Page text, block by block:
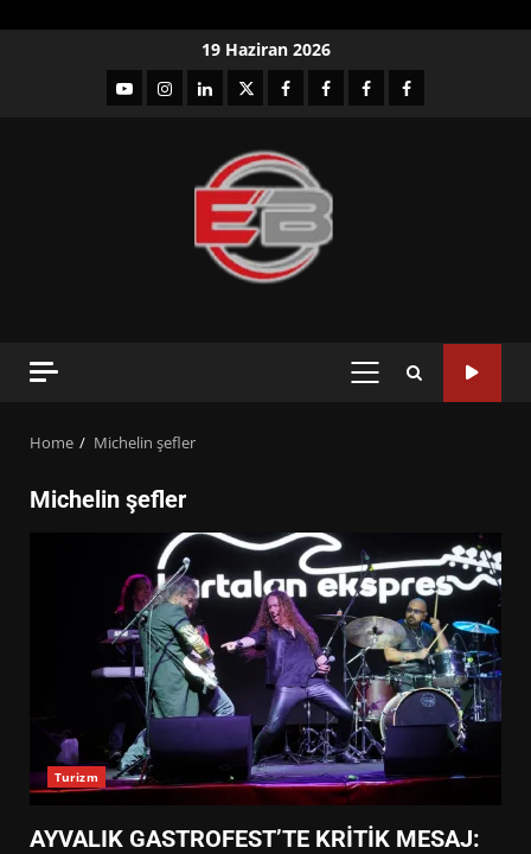
19 Haziran 2026
YouTubeInstagram
LinkedIntwitterfacebook-Facebook-
Facebook-Facebook-
PRIMARY
Home Michelin şefler
Michelin şefler
Turizm
AYVALIK GASTROFEST’TE KRİTİK MESAJ: